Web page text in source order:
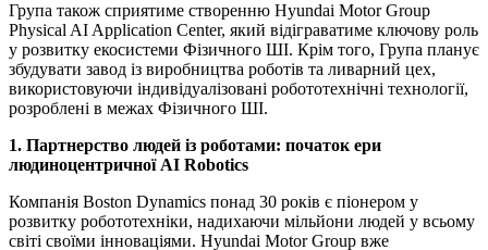
Група також сприятиме створенню Hyundai Motor Group
Physical AI Application Center, який відіграватиме ключову роль
у розвитку екосистеми Фізичного ШІ. Крім того, Група планує
збудувати завод із виробництва роботів та ливарний цех,
використовуючи індивідуалізовані робототехнічні технології,
розроблені в межах Фізичного ШІ.
1. Партнерство людей із роботами: початок ери
людиноцентричної AI Robotics
Компанія Boston Dynamics понад 30 років є піонером у
розвитку робототехніки, надихаючи мільйони людей у всьому
світі своїми інноваціями. Hyundai Motor Group вже